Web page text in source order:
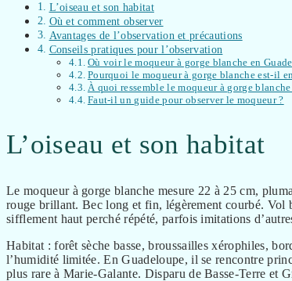
L’oiseau et son habitat
Où et comment observer
Avantages de l’observation et précautions
Conseils pratiques pour l’observation
Où voir le moqueur à gorge blanche en
Pourquoi le moqueur à gorge blanche est-il
À quoi ressemble le moqueur à gorge blanche
Faut-il un guide pour observer le moqueur ?
L’oiseau et son habitat
Le moqueur à gorge blanche mesure 22 à 25 cm,
rouge brillant. Bec long et fin, légèrement courbé. Vol
sifflement haut perché répété, parfois imitations
Habitat : forêt sèche basse, broussailles xérophiles,
l’humidité limitée. En Guadeloupe, il se rencontre
plus rare à Marie-Galante. Disparu de Basse-Terre et